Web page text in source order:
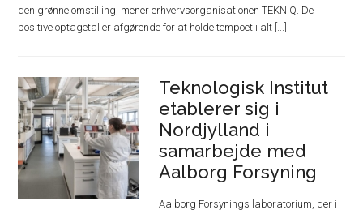
den grønne omstilling, mener erhvervsorganisationen TEKNIQ. De
positive optagetal er afgørende for at holde tempoet i alt [...]
Teknologisk Institut
etablerer sig i
Nordjylland i
samarbejde med
Aalborg Forsyning
Aalborg Forsynings laboratorium, der i